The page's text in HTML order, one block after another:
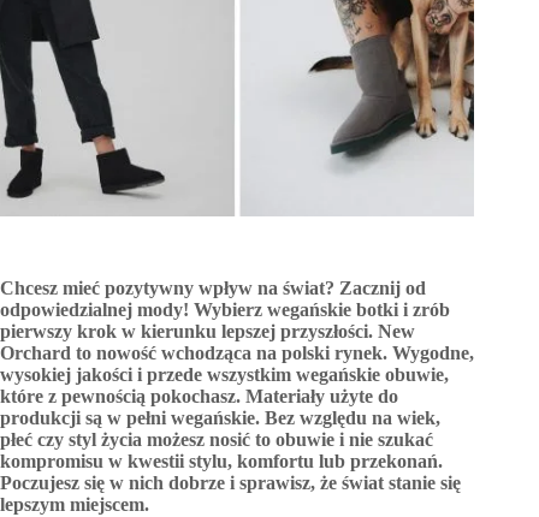
Chcesz mieć pozytywny wpływ na świat? Zacznij od
odpowiedzialnej mody! Wybierz wegańskie botki i zrób
pierwszy krok w kierunku lepszej przyszłości. New
Orchard to nowość wchodząca na polski rynek. Wygodne,
wysokiej jakości i przede wszystkim wegańskie obuwie,
które z pewnością pokochasz. Materiały użyte do
produkcji są w pełni wegańskie. Bez względu na wiek,
płeć czy styl życia możesz nosić to obuwie i nie szukać
kompromisu w kwestii stylu, komfortu lub przekonań.
Poczujesz się w nich dobrze i sprawisz, że świat stanie się
lepszym miejscem.